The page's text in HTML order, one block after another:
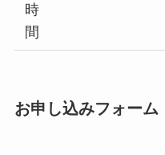
時
間
お申し込みフォーム